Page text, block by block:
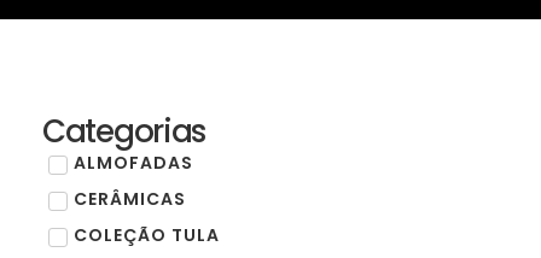
Categorias
ALMOFADAS
CERÂMICAS
COLEÇÃO TULA